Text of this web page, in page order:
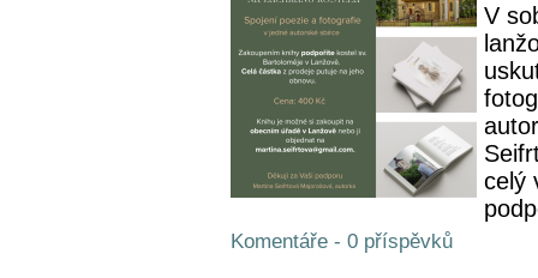
V
celý
Komentáře - 0 příspěvků